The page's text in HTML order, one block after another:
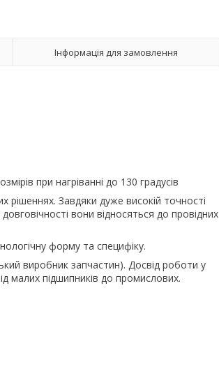
Інформація для замовлення
при нагріванні до 130 градусів
рішеннях. Завдяки дуже високій точності
вони відносяться до провідних
форму та специфіку.
виробник запчастин). Досвід роботи у
малих підшипників до промислових.